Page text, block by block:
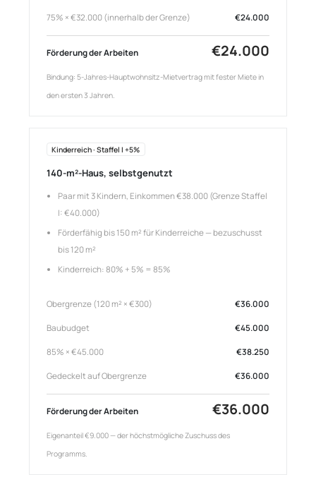
75% × €32.000 (innerhalb der Grenze) €24.000
Förderung der Arbeiten €24.000
Bindung: 5-Jahres-Hauptwohnsitz-Mietvertrag mit fester Miete in
den ersten 3 Jahren.
Kinderreich · Staffel I +5%
140-m²-Haus, selbstgenutzt
Paar mit 3 Kindern, Einkommen €38.000 (Grenze Staffel
I: €40.000)
Förderfähig bis 150 m² für Kinderreiche — bezuschusst
bis 120 m²
Kinderreich: 80% + 5% = 85%
Obergrenze (120 m² × €300) €36.000
Baubudget €45.000
85% × €45.000 €38.250
Gedeckelt auf Obergrenze €36.000
Förderung der Arbeiten €36.000
Eigenanteil €9.000 — der höchstmögliche Zuschuss des
Programms.